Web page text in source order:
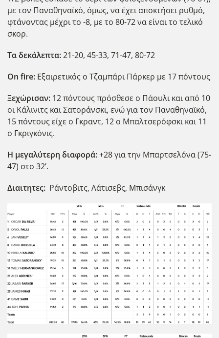
με τον Παναθηναϊκό, όμως, να έχει αποκτήσει ρυθμό,
φτάνοντας μέχρι το -8, με το 80-72 να είναι το τελικό
σκορ.
Τα δεκάλεπτα:21-20, 45-33, 71-47, 80-72
Οn fire: Εξαιρετικός ο Τζαμπάρι Πάρκερ με 17 πόντους
Ξεχώρισαν: 12 πόντους πρόσθεσε ο Πάουλι και από 10
οι Κάλινιτς και Σατοράνσκι, ενώ για τον Παναθηναϊκό,
15 πόντους είχε ο Γκραντ, 12 ο Μπαλτσερόφσκι και 11
ο Γκριγκόνις.
Η μεγαλύτερη διαφορά:+28 για την Μπαρτσελόνα (75-
47) στο 32’.
Διαιτητες: Ράντοβιτς, Λάτισεβς, Μπισάνγκ